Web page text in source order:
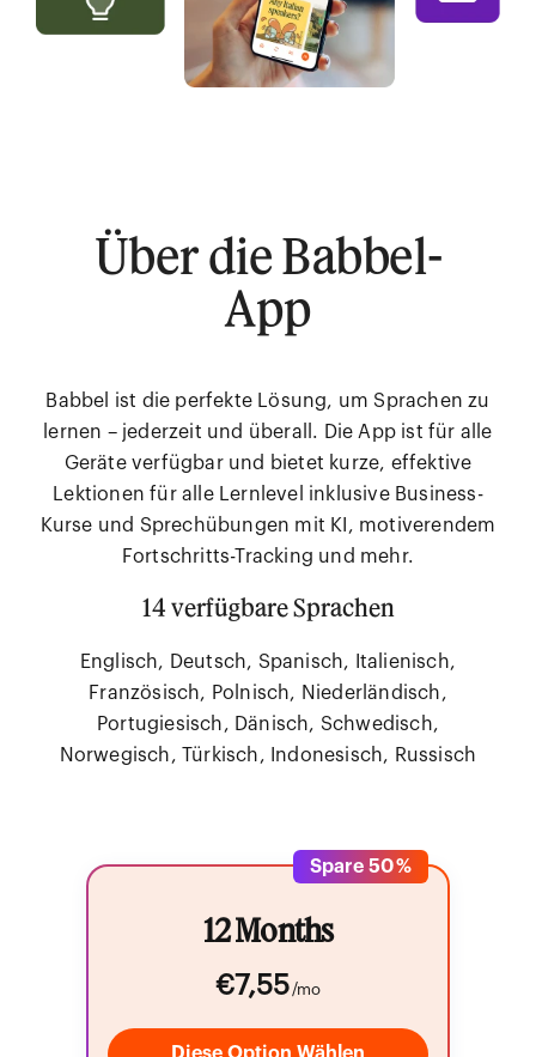
Über die Babbel-
App
Babbel ist die perfekte Lösung, um Sprachen zu
lernen – jederzeit und überall. Die App ist für alle
Geräte verfügbar und bietet kurze, effektive
Lektionen für alle Lernlevel inklusive Business-
Kurse und Sprechübungen mit KI, motiverendem
Fortschritts-Tracking und mehr.
14 verfügbare Sprachen
Englisch, Deutsch, Spanisch, Italienisch,
Französisch, Polnisch, Niederländisch,
Portugiesisch, Dänisch, Schwedisch,
Norwegisch, Türkisch, Indonesisch, Russisch
Spare 50 %
12 Months
€7,55 /mo